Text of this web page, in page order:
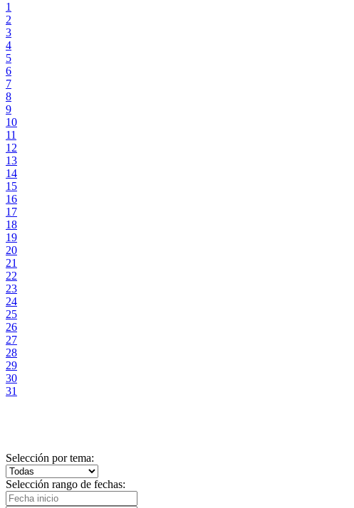
1
2
3
4
5
6
7
8
9
10
11
12
13
14
15
16
17
18
19
20
21
22
23
24
25
26
27
28
29
30
31
Selección por tema:
Selección rango de fechas: